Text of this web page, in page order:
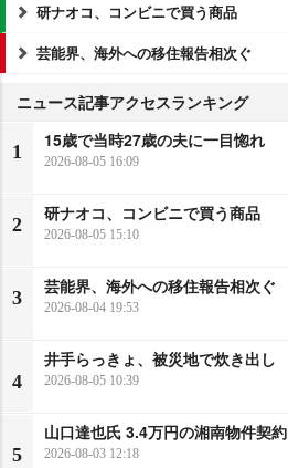
研ナオコ、コンビニで買う商品
芸能界、海外への移住報告相次ぐ
ニュース記事アクセスランキング
1
15歳で当時27歳の夫に一目惚れ
2026-08-05 16:09
2
研ナオコ、コンビニで買う商品
2026-08-05 15:10
3
芸能界、海外への移住報告相次ぐ
2026-08-04 19:53
4
井手らっきょ、被災地で炊き出し
2026-08-05 10:39
5
山口達也氏 3.4万円の湘南物件契約
2026-08-03 12:18